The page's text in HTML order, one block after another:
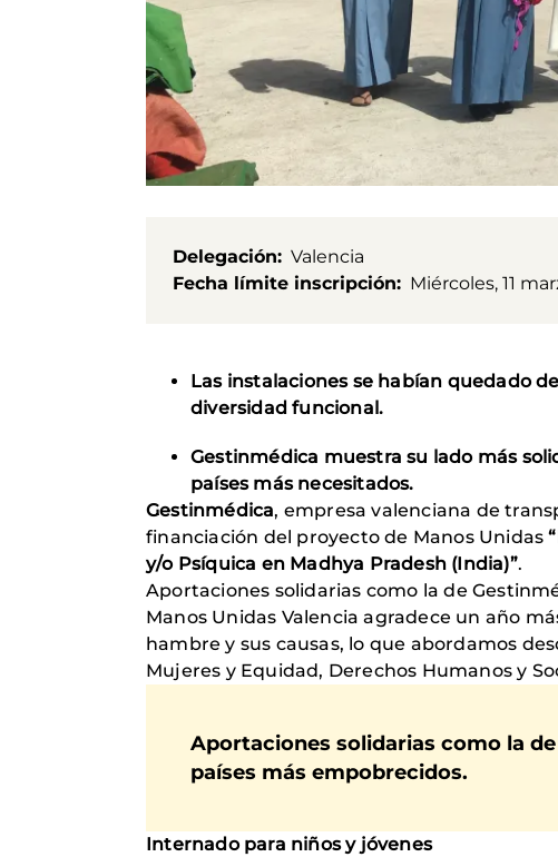
Delegación
Valencia
Fecha límite inscripción
Miércoles, 11
Las instalaciones se habían quedado
diversidad funcional.
Gestinmédica muestra su lado más
países más necesitados.
Gestinmédica, empresa valenciana de
financiación del proyecto de Manos Unidas
y/o Psíquica en Madhya Pradesh (India)”.
Aportaciones solidarias como la de
Manos Unidas Valencia agradece un año
hambre y sus causas, lo que abordamos
Mujeres y Equidad, Derechos Humanos y
Aportaciones solidarias como la
países más empobrecidos.
Internado para niños y jóvenes